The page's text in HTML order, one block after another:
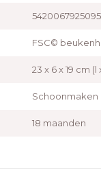
5420067925095
FSC©
23 x 6 x 19 cm (l
18 maanden